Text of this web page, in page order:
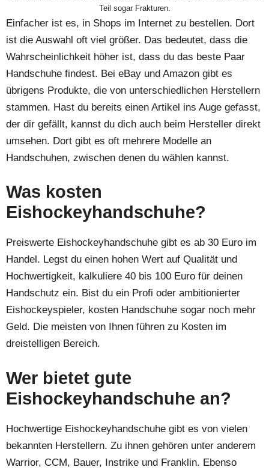
Teil sogar Frakturen.
Einfacher ist es, in Shops im Internet zu bestellen. Dort
ist die Auswahl oft viel größer. Das bedeutet, dass die
Wahrscheinlichkeit höher ist, dass du das beste Paar
Handschuhe findest. Bei eBay und Amazon gibt es
übrigens Produkte, die von unterschiedlichen Herstellern
stammen. Hast du bereits einen Artikel ins Auge gefasst,
der dir gefällt, kannst du dich auch beim Hersteller direkt
umsehen. Dort gibt es oft mehrere Modelle an
Handschuhen, zwischen denen du wählen kannst.
Was kosten
Eishockeyhandschuhe?
Preiswerte Eishockeyhandschuhe gibt es ab 30 Euro im
Handel. Legst du einen hohen Wert auf Qualität und
Hochwertigkeit, kalkuliere 40 bis 100 Euro für deinen
Handschutz ein. Bist du ein Profi oder ambitionierter
Eishockeyspieler, kosten Handschuhe sogar noch mehr
Geld. Die meisten von Ihnen führen zu Kosten im
dreistelligen Bereich.
Wer bietet gute
Eishockeyhandschuhe an?
Hochwertige Eishockeyhandschuhe gibt es von vielen
bekannten Herstellern. Zu ihnen gehören unter anderem
Warrior, CCM, Bauer, Instrike und Franklin. Ebenso